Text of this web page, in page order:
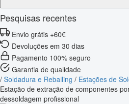
Pesquisas recentes
Envio grátis +60€
Devoluções em 30 dias
Pagamento 100% seguro
Garantia de qualidade
/ Soldadura e Reballing / Estações de
Estação de extração de componentes
dessoldagem profissional